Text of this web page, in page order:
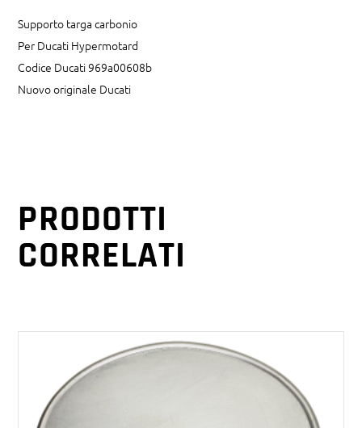
Supporto targa carbonio
Per Ducati Hypermotard
Codice Ducati 969a00608b
Nuovo originale Ducati
PRODOTTI
CORRELATI